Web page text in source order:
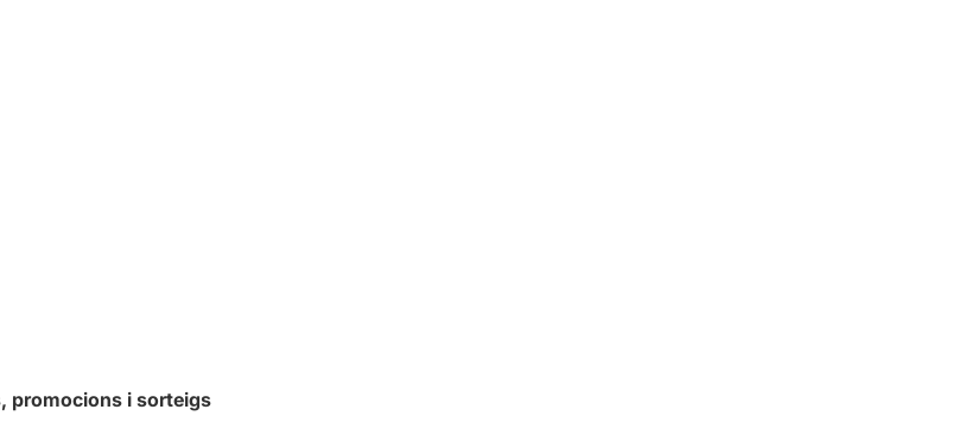
promocions i sorteigs